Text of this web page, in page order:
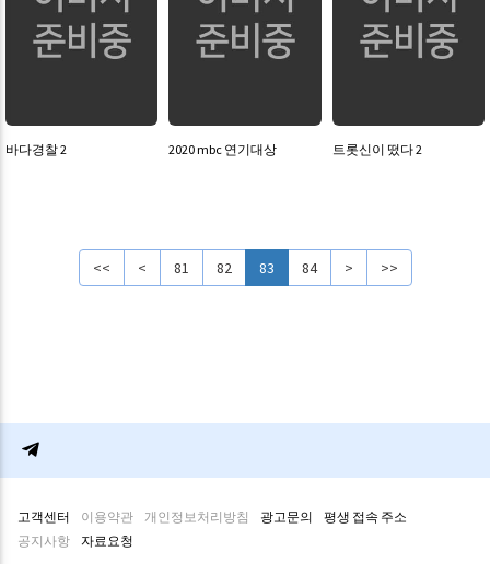
바다경찰 2 2020 mbc 연기대상 트롯신이 떴다 2
<< < 81 82 83 84 > >>
고객센터 이용약관 개인정보처리방침 광고문의
평생 접속 주소
공지사항
자료요청